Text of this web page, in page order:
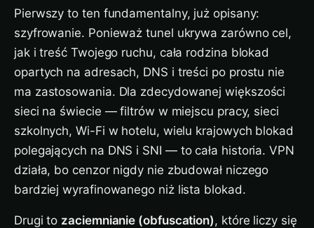
Pierwszy to ten fundamentalny, już opisany:
szyfrowanie. Ponieważ tunel ukrywa zarówno cel,
jak i treść Twojego ruchu, cała rodzina blokad
opartych na adresach, DNS i treści po prostu nie
ma zastosowania. Dla zdecydowanej większości
sieci na świecie — filtrów w miejscu pracy, sieci
szkolnych, Wi-Fi w hotelu, wielu krajowych blokad
polegających na DNS i SNI — to cała historia. VPN
działa, bo cenzor nigdy nie zbudował niczego
bardziej wyrafinowanego niż lista blokad.
Drugi to zaciemnianie (obfuscation), które liczy się